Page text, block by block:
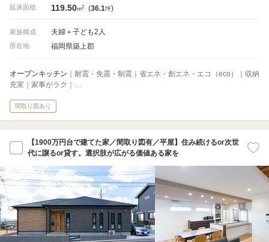
延床面積 119.50m2 (36.1坪)
家族構成 夫婦＋子ども2人
所在地 福岡県築上郡
オープンキッチン ｜耐震・免震・制震｜省エネ・創エネ・エコ（eco）｜収納
充実｜家事がラク｜…
間取り図あり
【1900万円台で建てた家／間取り図有／平屋】住み続けるor次世
代に譲るor貸す。選択肢が広がる価値ある家を